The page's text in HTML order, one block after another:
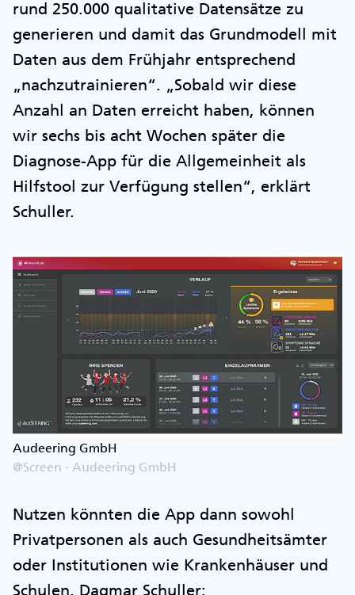
rund 250.000 qualitative Datensätze zu
generieren und damit das Grundmodell mit
Daten aus dem Frühjahr entsprechend
„nachzutrainieren“. „Sobald wir diese
Anzahl an Daten erreicht haben, können
wir sechs bis acht Wochen später die
Diagnose-App für die Allgemeinheit als
Hilfstool zur Verfügung stellen“, erklärt
Schuller.
Audeering GmbH
@Screen - Audeering GmbH
Nutzen könnten die App dann sowohl
Privatpersonen als auch Gesundheitsämter
oder Institutionen wie Krankenhäuser und
Schulen. Dagmar Schuller: